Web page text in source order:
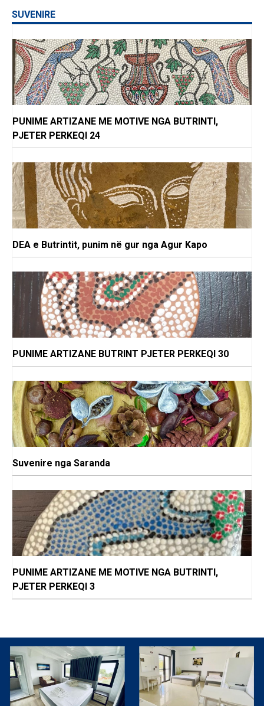
SUVENIRE
PUNIME ARTIZANE ME MOTIVE NGA BUTRINTI,
PJETER PERKEQI 24
DEA e Butrintit, punim në gur nga Agur Kapo
PUNIME ARTIZANE BUTRINT PJETER PERKEQI 30
Suvenire nga Saranda
PUNIME ARTIZANE ME MOTIVE NGA BUTRINTI,
PJETER PERKEQI 3